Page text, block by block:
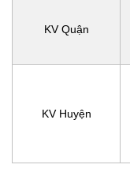
KV Quận
KV Huyện